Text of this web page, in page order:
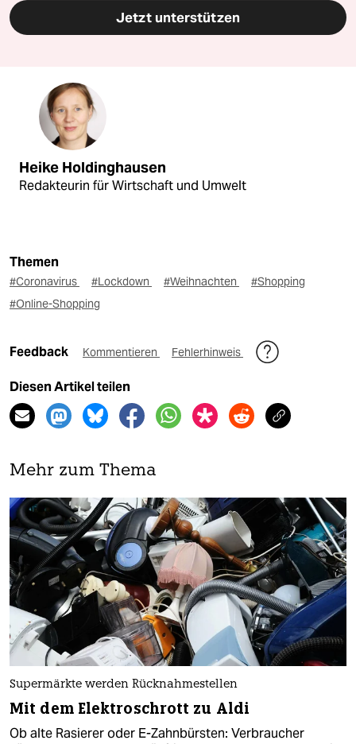
Jetzt unterstützen
Heike Holdinghausen
Redakteurin für Wirtschaft und Umwelt
Themen
#Coronavirus #Lockdown #Weihnachten
#Shopping
#Online-Shopping
Feedback Kommentieren Fehlerhinweis
Diesen Artikel teilen
Mehr zum Thema
Supermärkte werden Rücknahmestellen
Mit dem Elektroschrott zu Aldi
Ob alte Rasierer oder E-Zahnbürsten: Verbraucher